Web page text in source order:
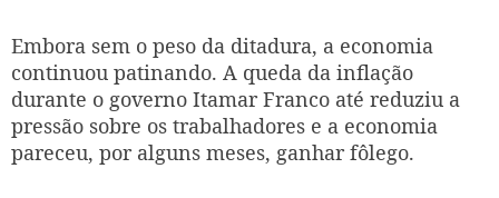
Embora sem o peso da ditadura, a economia
continuou patinando. A queda da inflação
durante o governo Itamar Franco até reduziu a
pressão sobre os trabalhadores e a economia
pareceu, por alguns meses, ganhar fôlego.